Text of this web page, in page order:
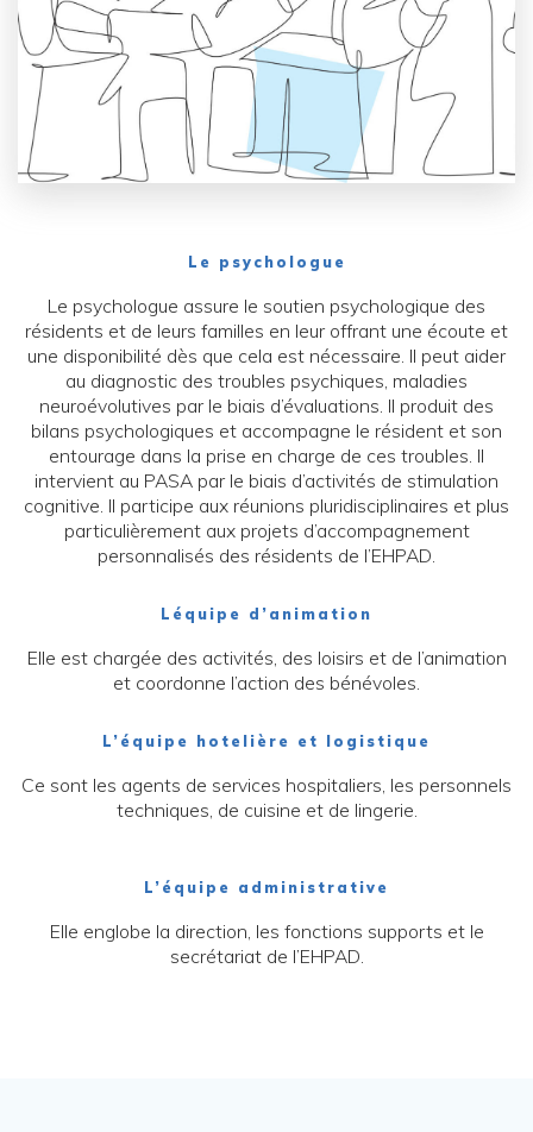
Le psychologue
Le psychologue assure le soutien psychologique des
résidents et de leurs familles en leur offrant une écoute et
une disponibilité dès que cela est nécessaire. Il peut aider
au diagnostic des troubles psychiques, maladies
neuroévolutives par le biais d’évaluations. Il produit des
bilans psychologiques et accompagne le résident et son
entourage dans la prise en charge de ces troubles. Il
intervient au PASA par le biais d’activités de stimulation
cognitive. Il participe aux réunions pluridisciplinaires et plus
particulièrement aux projets d’accompagnement
personnalisés des résidents de l’EHPAD.
Léquipe d’animation
Elle est chargée des activités, des loisirs et de l’animation
et coordonne l’action des bénévoles.
L’équipe hotelière et logistique
Ce sont les agents de services hospitaliers, les personnels
techniques, de cuisine et de lingerie.
L’équipe administrative
Elle englobe la direction, les fonctions supports et le
secrétariat de l’EHPAD.